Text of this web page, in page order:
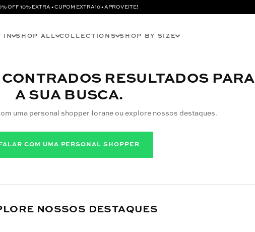
OFF 10% EXTRA • CUPOM EXTRA10 • APROVEITE!
IN SHOP ALL COLLECTIONS SHOP BY SIZE
RESULTADOS PARA
A SUA BUSCA.
uma personal shopper Iorane ou explore nossos destaques.
FALAR COM UMA PERSONAL SHOPPER
NOSSOS DESTAQUES